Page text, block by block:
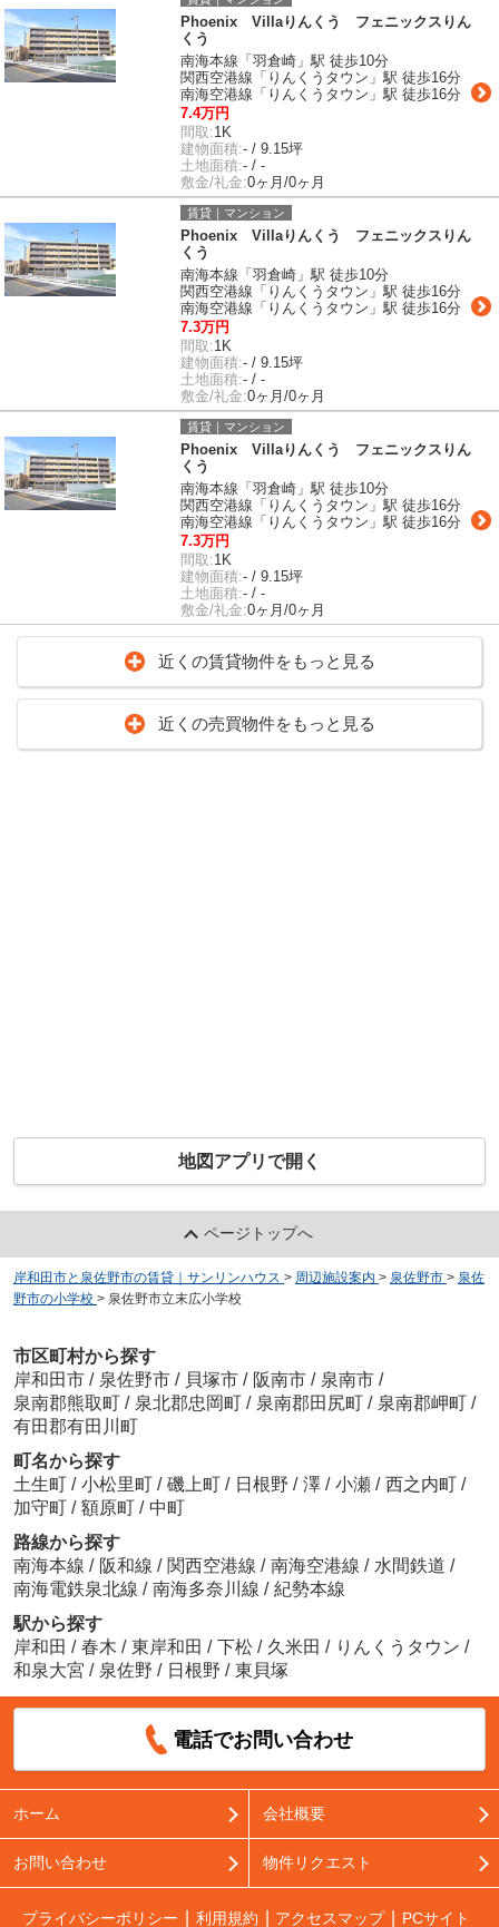
Phoenix Villaりんくう フェニックスりん
くう
南海本線「羽倉崎」駅 徒歩10分
関西空港線「りんくうタウン」駅 徒歩16分
南海空港線「りんくうタウン」駅 徒歩16分
7.4万円
間取:1K
建物面積:- / 9.15坪
土地面積:- / -
敷金/礼金:0ヶ月/0ヶ月
賃貸｜マンション
Phoenix Villaりんくう フェニックスりん
くう
南海本線「羽倉崎」駅 徒歩10分
関西空港線「りんくうタウン」駅 徒歩16分
南海空港線「りんくうタウン」駅 徒歩16分
7.3万円
間取:1K
建物面積:- / 9.15坪
土地面積:- / -
敷金/礼金:0ヶ月/0ヶ月
賃貸｜マンション
Phoenix Villaりんくう フェニックスりん
くう
南海本線「羽倉崎」駅 徒歩10分
関西空港線「りんくうタウン」駅 徒歩16分
南海空港線「りんくうタウン」駅 徒歩16分
7.3万円
間取:1K
建物面積:- / 9.15坪
土地面積:- / -
敷金/礼金:0ヶ月/0ヶ月
近くの賃貸物件をもっと見る
近くの売買物件をもっと見る
地図アプリで開く
ページトップへ
岸和田市と泉佐野市の賃貸｜サンリンハウス > 周辺施設案内 > 泉佐野市 > 泉佐
野市の小学校 > 泉佐野市立末広小学校
市区町村から探す
岸和田市 / 泉佐野市 / 貝塚市 / 阪南市 / 泉南市 /
泉南郡熊取町 / 泉北郡忠岡町 / 泉南郡田尻町 / 泉南郡岬町 /
有田郡有田川町
町名から探す
土生町 / 小松里町 / 磯上町 / 日根野 / 澤 / 小瀬 / 西之内町 /
加守町 / 額原町 / 中町
路線から探す
南海本線 / 阪和線 / 関西空港線 / 南海空港線 / 水間鉄道 /
南海電鉄泉北線 / 南海多奈川線 / 紀勢本線
駅から探す
岸和田 / 春木 / 東岸和田 / 下松 / 久米田 / りんくうタウン /
和泉大宮 / 泉佐野 / 日根野 / 東貝塚
電話でお問い合わせ
ホーム 会社概要
お問い合わせ 物件リクエスト
プライバシーポリシー 利用規約 アクセスマップ PCサイト